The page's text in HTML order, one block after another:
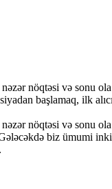
nöqtəsi və sonu
başlamaq, ilk
nöqtəsi və sonu
biz ümumi